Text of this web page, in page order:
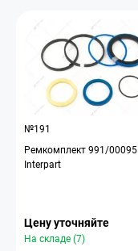
№191
Ремкомплект 991/00095
Interpart
Цену уточняйте
На складе (7)